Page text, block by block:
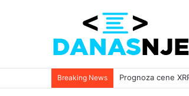
Breaking News